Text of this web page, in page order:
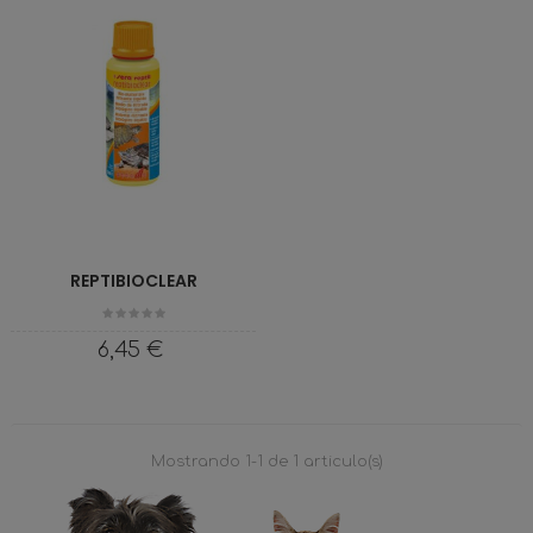
REPTIBIOCLEAR
Precio
6,45 €
Mostrando 1-1 de 1 articulo(s)